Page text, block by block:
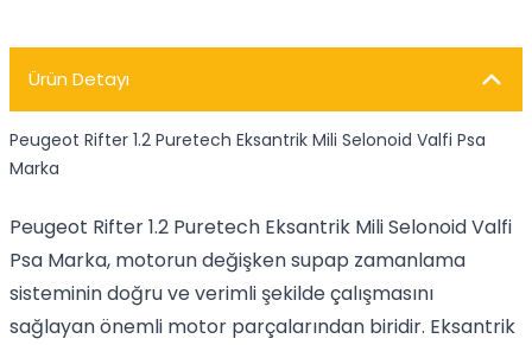
Ürün Detayı
Peugeot Rifter 1.2 Puretech Eksantrik Mili Selonoid Valfi Psa
Marka
Peugeot Rifter 1.2 Puretech Eksantrik Mili Selonoid Valfi
Psa Marka, motorun değişken supap zamanlama
sisteminin doğru ve verimli şekilde çalışmasını
sağlayan önemli motor parçalarından biridir. Eksantrik